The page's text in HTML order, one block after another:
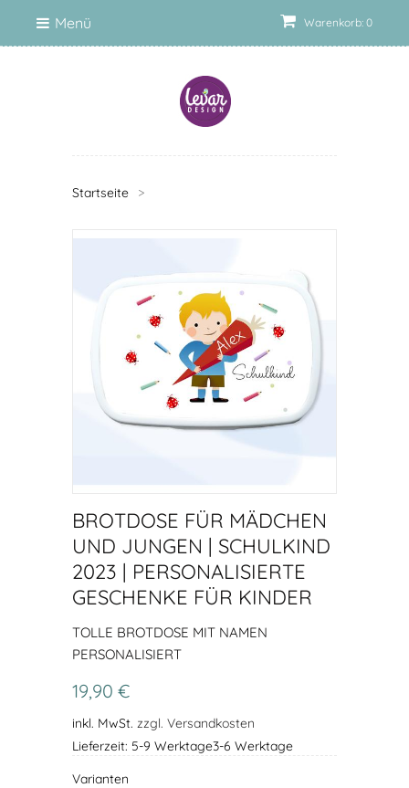
Warenkorb: 0
Menü
Startseite >
BROTDOSE FÜR MÄDCHEN
UND JUNGEN | SCHULKIND
2023 | PERSONALISIERTE
GESCHENKE FÜR KINDER
TOLLE BROTDOSE MIT NAMEN
PERSONALISIERT
19,90 €
inkl. MwSt. zzgl. Versandkosten
Lieferzeit: 5-9 Werktage3-6 Werktage
Varianten